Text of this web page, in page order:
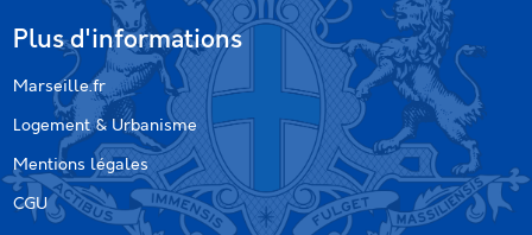
Plus d'informations
Marseille.fr
Logement & Urbanisme
Mentions légales
CGU